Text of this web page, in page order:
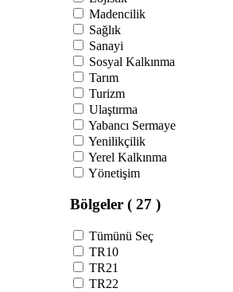
Madencilik
Sağlık
Sanayi
Sosyal Kalkınma
Tarım
Turizm
Ulaştırma
Yabancı Sermaye
Yenilikçilik
Yerel Kalkınma
Yönetişim
Bölgeler ( 27 )
Tümünü Seç
TR10
TR21
TR22